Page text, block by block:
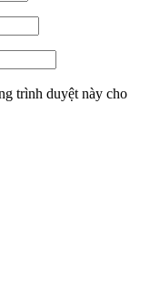
trình duyệt này cho